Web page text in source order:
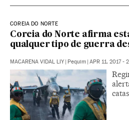
COREIA DO NORTE
Coreia do Norte afirma
qualquer tipo de guerra
MACARENA VIDAL LIY Pequim APR 11, 2017 -